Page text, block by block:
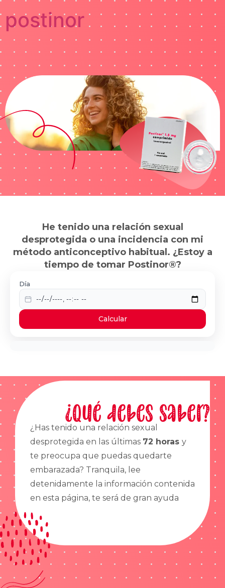
postinor
He tenido una relación sexual
desprotegida o una incidencia con mi
método anticonceptivo habitual. ¿Estoy a
tiempo de tomar Postinor®?
Día
Calcular
¿Qué debes saber?
¿Has tenido una relación sexual
desprotegida en las últimas 72 horas y
te preocupa que puedas quedarte
embarazada? Tranquila, lee
detenidamente la información contenida
en esta página, te será de gran ayuda